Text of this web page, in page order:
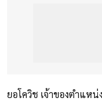
ยอโควิช เจ้าของตำแห